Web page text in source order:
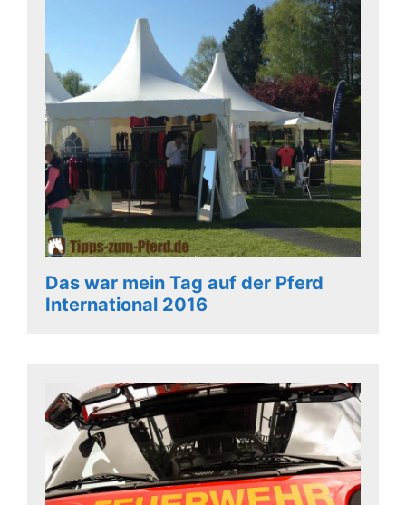
Das war mein Tag auf der Pferd
International 2016